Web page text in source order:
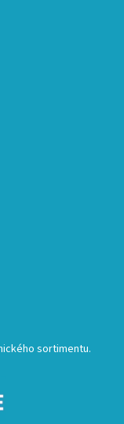
sortimentu.